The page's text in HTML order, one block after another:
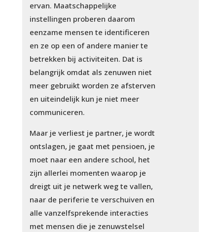
ervan. Maatschappelijke
instellingen proberen daarom
eenzame mensen te identificeren
en ze op een of andere manier te
betrekken bij activiteiten. Dat is
belangrijk omdat als zenuwen niet
meer gebruikt worden ze afsterven
en uiteindelijk kun je niet meer
communiceren.
Maar je verliest je partner, je wordt
ontslagen, je gaat met pensioen, je
moet naar een andere school, het
zijn allerlei momenten waarop je
dreigt uit je netwerk weg te vallen,
naar de periferie te verschuiven en
alle vanzelfsprekende interacties
met mensen die je zenuwstelsel